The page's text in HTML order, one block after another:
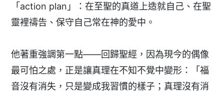
「action plan」：在至聖的真道上造就自己、在聖
靈裡禱告、保守自己常在神的愛中。
他著重強調第一點——回歸聖經，因為現今的偶像
最可怕之處，正是讓真理在不知不覺中變形：「福
音沒有消失，只是變成我習慣的樣子；真理沒有消